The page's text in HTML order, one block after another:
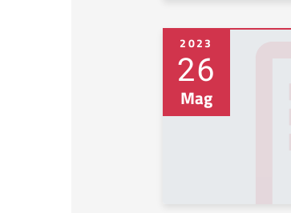
2023
26
Mag